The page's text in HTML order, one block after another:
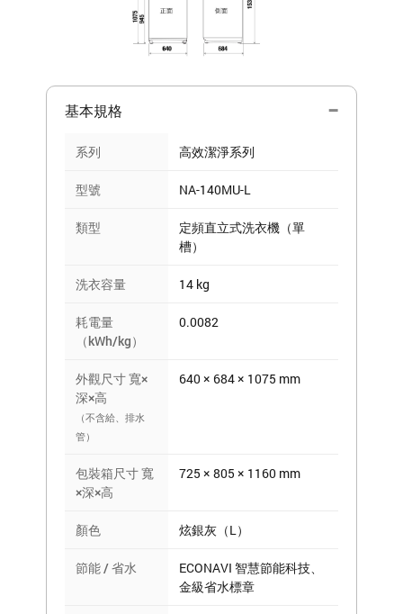
基本規格
系列 高效潔淨系列
型號 NA-140MU-L
類型
定頻直立式洗衣機（單
槽）
洗衣容量 14 kg
耗電量
（kWh/kg）
0.0082
外觀尺寸 寬×
深×高
（不含給、排水
管）
640 × 684 × 1075 mm
包裝箱尺寸 寬
×深×高
725 × 805 × 1160 mm
顏色 炫銀灰（L）
節能 / 省水
ECONAVI 智慧節能科技、
金級省水標章